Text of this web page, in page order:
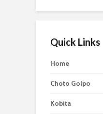
Quick Links
Home
Choto Golpo
Kobita